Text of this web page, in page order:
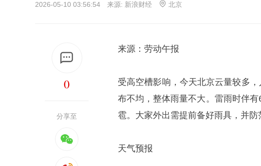
2026-05-10 03:56:54 来源: 新浪财经 北京
0
分享至
来源：劳动午报
受高空槽影响，今天北京云量较多
布不均，整体雨量不大。雷雨时伴
雹。大家外出需提前备好雨具，并
天气预报